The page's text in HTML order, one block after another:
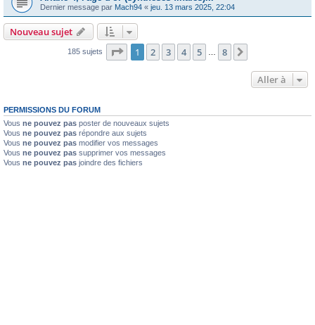
Dernier message par Mach94 « jeu. 13 mars 2025, 22:04
Nouveau sujet
185 sujets Page 1sur8
1 2 3 4 5 8
Aller à
PERMISSIONS DU FORUM
Vous ne pouvez pas poster de nouveaux sujets
Vous ne pouvez pas répondre aux sujets
Vous ne pouvez pas modifier vos messages
Vous ne pouvez pas supprimer vos messages
Vous ne pouvez pas joindre des fichiers